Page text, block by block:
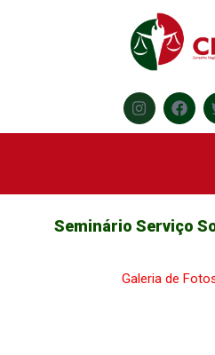
Seminário Serviço
Galeria de